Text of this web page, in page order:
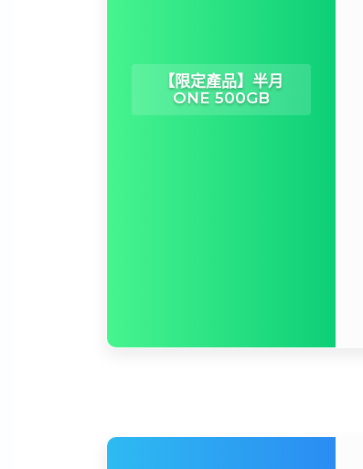
【限定產品】半月
ONE 500GB